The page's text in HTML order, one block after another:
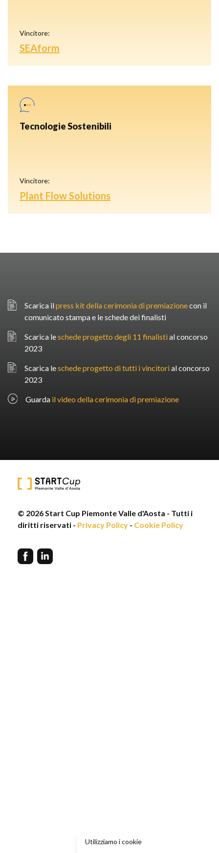
Vincitore:
SEAform
Tecnologie Sostenibili
Vincitore:
Plant Flow Solutions
Scarica ilpress kit della cerimonia di premiazionecon il
comunicato stampa e le schede dei finalisti
Scarica leschede progetto degli 11 finalistial concorso
2023
Scarica leschede progetto di tutti i vincitorial concorso
2023
Guarda il video della cerimonia di premiazione
© 2026 Start Cup Piemonte Valle d'Aosta - Tutti i
diritti riservati - Privacy Policy - Cookie Policy
Utilizziamo i cookie